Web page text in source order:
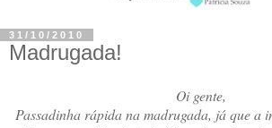
31/10/2010
Madrugada!
Oi gente,
Passadinha rápida na madrugada, já que a